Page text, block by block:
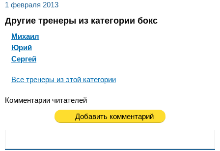
1 февраля 2013
Другие тренеры из категории бокс
Михаил
Юрий
Сергей
Все тренеры из этой категории
Комментарии читателей
Добавить комментарий